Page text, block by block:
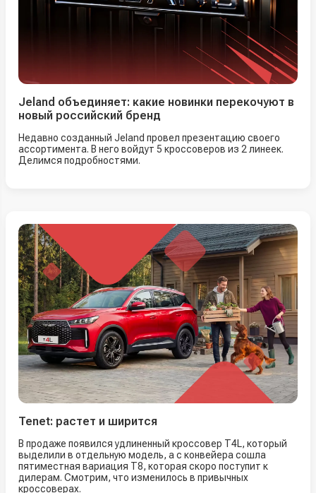
Jeland объединяет: какие новинки перекочуют в
новый российский бренд
Недавно созданный Jeland провел презентацию своего
ассортимента. В него войдут 5 кроссоверов из 2 линеек.
Делимся подробностями.
Tenet: растет и ширится
В продаже появился удлиненный кроссовер T4L, который
выделили в отдельную модель, а с конвейера сошла
пятиместная вариация T8, которая скоро поступит к
дилерам. Смотрим, что изменилось в привычных
кроссоверах.